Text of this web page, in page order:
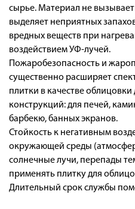
сырье. Материал не вызывает
выделяет неприятных
вредных веществ при
воздействием УФ-лучей.
Пожаробезопасность и
существенно расширяет
плитки в качестве
конструкций: для печей,
барбекю, банных экранов.
Стойкость к негативным
окружающей среды
солнечные лучи, перепады
применять плитку для
Длительный срок службы